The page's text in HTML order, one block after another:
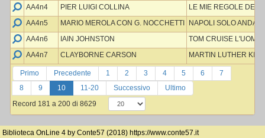
AA4n4
PIER LUIGI COLLINA
LE MIE REGOLE DEL
AA4n5
MARIO MEROLA CON G. NOCCHETTI
NAPOLI SOLO
AA4n6
IAIN JOHNSTON
TOM CRUISE L'UOMO
AA4n7
CLAYBORNE CARSON MARTIN LUTHER
Primo Precedente 1 2 3 4 5 6
7
8
9 10 11-20 Successivo
Ultimo
Record 181 a 200 di 8629
Biblioteca OnLine 4 by Conte57 (2018) https://www.conte57.it